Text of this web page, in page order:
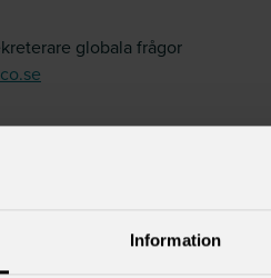
Information
globala frågor